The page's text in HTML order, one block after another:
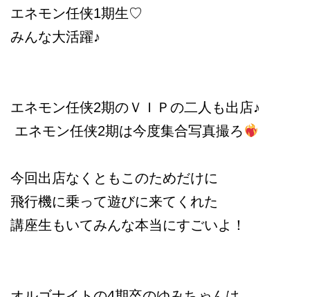
エネモン任侠1期生♡
みんな大活躍♪
エネモン任侠2期のＶＩＰの二人も出店♪
エネモン任侠2期は今度集合写真撮ろ
今回出店なくとも このためだけに
飛行機に乗って遊びに来てくれた
講座生もいてみんな本当にすごいよ！